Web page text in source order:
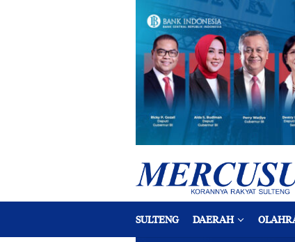
SULTENG DAERAH